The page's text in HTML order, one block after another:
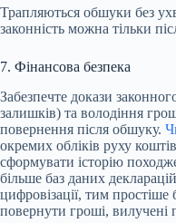
Трапляються обшуки без
законність можна тільки
7. Фінансова безпека
Забезпечте докази
залишків) та володіння
повернення після обшуку.
окремих обліків руху
сформувати історію
більше баз даних
цифровізації, тим
повернути гроші, вилучені